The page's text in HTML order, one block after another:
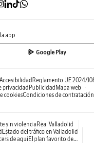
app
Google Play
Accesibilidad Reglamento UE 2024/
privacidad Publicidad Mapa web
cookiesCondiciones de contratación
sin violenciaReal Valladolid
Estado del tráfico en Valladolid
de aquíEl plan favorito de...